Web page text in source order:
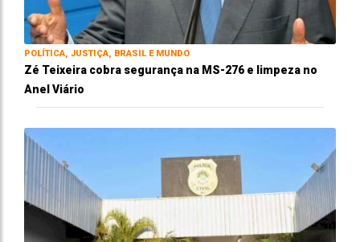
POLÍTICA, JUSTIÇA, BRASIL E MUNDO
Zé Teixeira cobra segurança na MS-276 e limpeza no
Anel Viário